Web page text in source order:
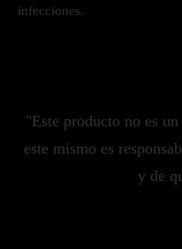
infecciones.
"Este producto no es
este mismo es
y de